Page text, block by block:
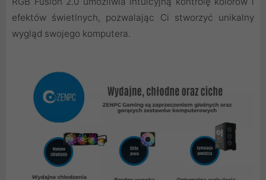
efektów świetlnych, pozwalając Ci stworzyć unikalny
wygląd swojego komputera.